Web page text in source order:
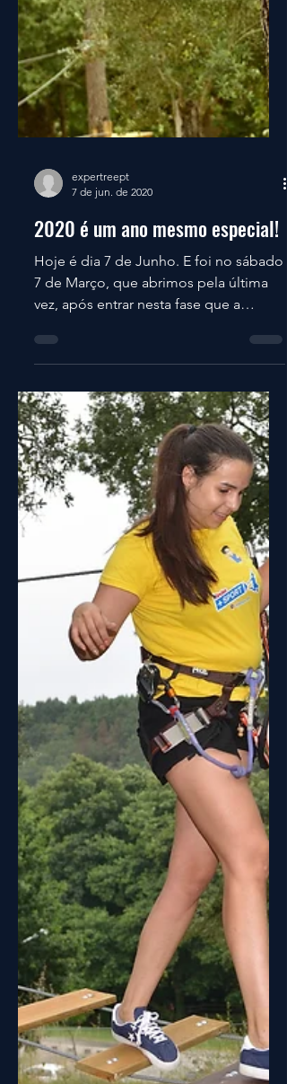
expertreept
7 de jun. de 2020
2020 é um ano mesmo especial!
Hoje é dia 7 de Junho. E foi no sábado
7 de Março, que abrimos pela última
vez, após entrar nesta fase que a
Natureza nos foi privada.